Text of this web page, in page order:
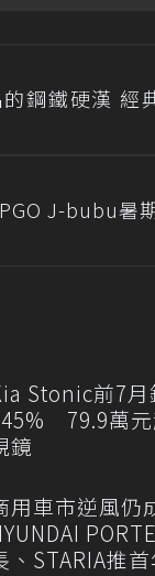
鋼鐵硬漢 經
J-bubu暑
Stonic前7月
79.9萬元
鏡
用車市逆風仍
、STARIA推